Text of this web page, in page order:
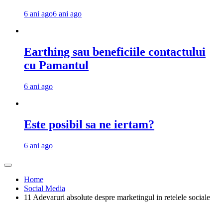
6 ani ago6 ani ago
Earthing sau beneficiile contactului
cu Pamantul
6 ani ago
Este posibil sa ne iertam?
6 ani ago
Home
Social Media
11 Adevaruri absolute despre marketingul in retelele sociale